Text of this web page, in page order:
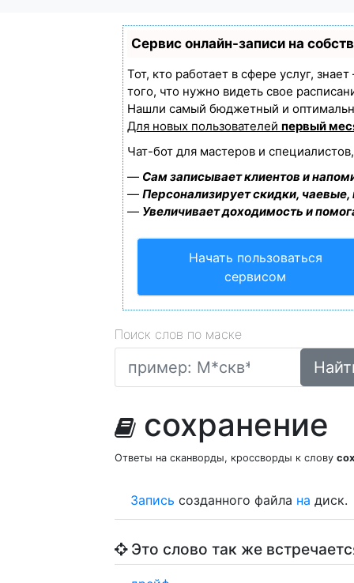
Сервис онлайн-записи на
Тот, кто работает в сфере услуг,
того, что нужно видеть свое
Нашли самый бюджетный и
Для новых пользователей первый
Чат-бот для мастеров и
— Сам записывает клиентов и
— Персонализирует скидки,
— Увеличивает доходимость и
Начать пользоваться
сервисом
Поиск слов по маске
сохранение
Ответы на сканворды, кроссворды к слову
Запись созданного файла на диск.
Это слово так же